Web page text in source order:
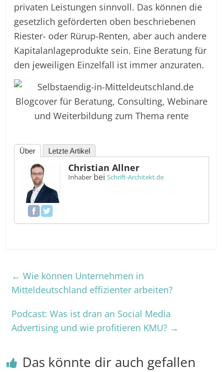
privaten Leistungen sinnvoll. Das können die
gesetzlich geförderten oben beschriebenen
Riester- oder Rürup-Renten, aber auch andere
Kapitalanlageprodukte sein. Eine Beratung für
den jeweiligen Einzelfall ist immer anzuraten.
Über Letzte Artikel
Christian Allner
Inhaber beiSchrift-Architekt.de
← Wie können Unternehmen in
Mitteldeutschland effizienter arbeiten?
Podcast: Was ist dran an Social Media
Advertising und wie profitieren KMU? →
Das könnte dir auch gefallen